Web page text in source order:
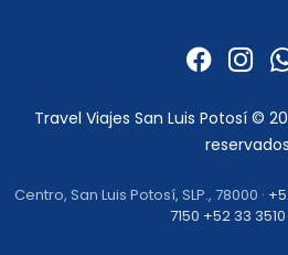
Travel Viajes San Luis Potosí ©
reservados
Centro, San Luis Potosí, SLP., 78000 ·
7150 +52 33